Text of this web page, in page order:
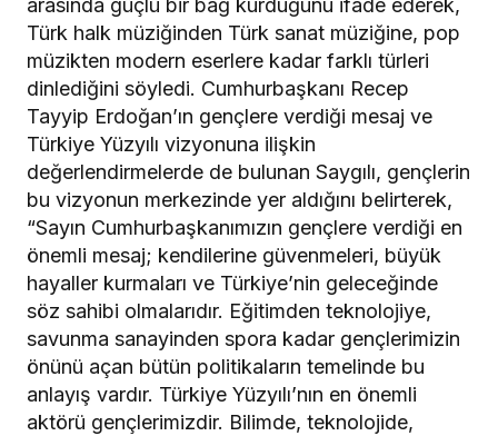
arasında güçlü bir bağ kurduğunu ifade ederek,
Türk halk müziğinden Türk sanat müziğine, pop
müzikten modern eserlere kadar farklı türleri
dinlediğini söyledi. Cumhurbaşkanı Recep
Tayyip Erdoğan’ın gençlere verdiği mesaj ve
Türkiye Yüzyılı vizyonuna ilişkin
değerlendirmelerde de bulunan Saygılı, gençlerin
bu vizyonun merkezinde yer aldığını belirterek,
“Sayın Cumhurbaşkanımızın gençlere verdiği en
önemli mesaj; kendilerine güvenmeleri, büyük
hayaller kurmaları ve Türkiye’nin geleceğinde
söz sahibi olmalarıdır. Eğitimden teknolojiye,
savunma sanayinden spora kadar gençlerimizin
önünü açan bütün politikaların temelinde bu
anlayış vardır. Türkiye Yüzyılı’nın en önemli
aktörü gençlerimizdir. Bilimde, teknolojide,